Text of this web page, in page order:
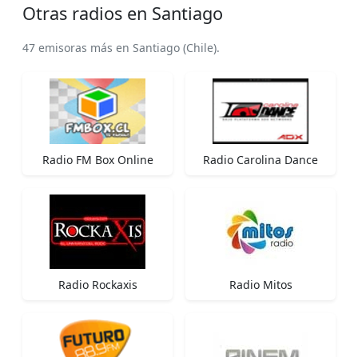
Otras radios en Santiago
47 emisoras más en Santiago (Chile).
Radio FM Box Online Radio Carolina Dance
Radio Rockaxis Radio Mitos